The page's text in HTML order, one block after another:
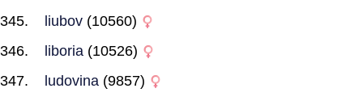
liubov (10560)
liboria (10526)
ludovina (9857)